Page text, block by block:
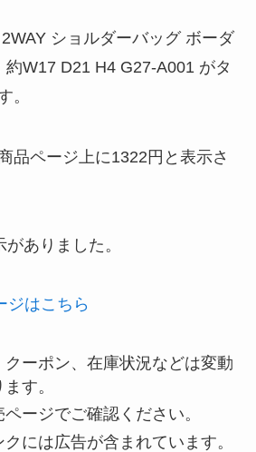
ショルダーバッグ ボーダ
W17 D21 H4 G27-A001 がタ
。
品ページ上に1322円と表示さ
ありました。
ジはこちら
ーポン、在庫状況などは変動
す。
ージでご確認ください。
には広告が含まれています。